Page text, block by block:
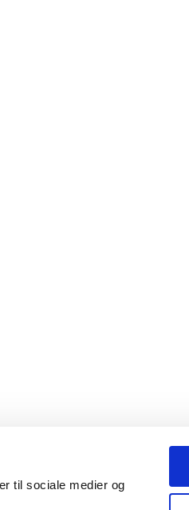
til sociale medier og